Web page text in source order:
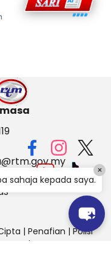
| Penafian | Polisi
Keselamatan
sahaja kepada saya.
×